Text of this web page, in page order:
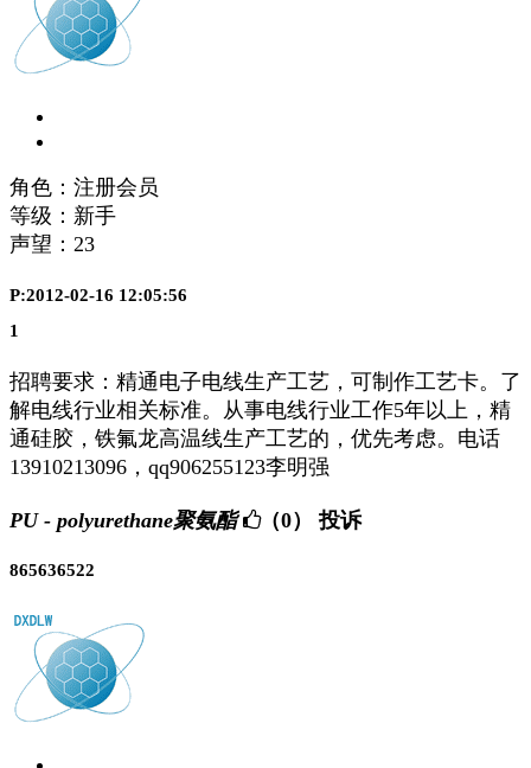
角色：注册会员
等级：新手
声望： 23
P:2012-02-16 12:05:56
1
招聘要求：精通电子电线生产工艺，可制作工艺卡。了
解电线行业相关标准。从事电线行业工作5年以上，精
通硅胶，铁氟龙高温线生产工艺的，优先考虑。电话
13910213096，qq906255123李明强
PU - polyurethane聚氨酯 （0） 投诉
865636522